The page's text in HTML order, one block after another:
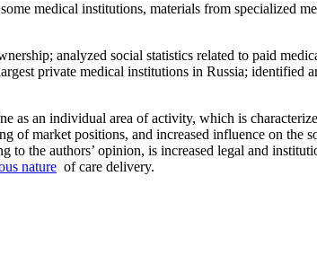
medical institutions, materials from specialized
analyzed social statistics related to paid
private medical institutions in Russia; identified
as an individual area of activity, which is
market positions, and increased influence on the
the authors’ opinion, is increased legal and
nature of care delivery.